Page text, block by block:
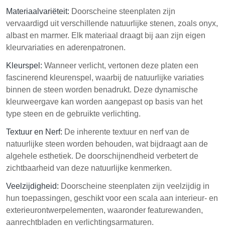
Materiaalvariëteit: Doorscheine steenplaten zijn
vervaardigd uit verschillende natuurlijke stenen, zoals onyx,
albast en marmer. Elk materiaal draagt bij aan zijn eigen
kleurvariaties en aderenpatronen.
Kleurspel: Wanneer verlicht, vertonen deze platen een
fascinerend kleurenspel, waarbij de natuurlijke variaties
binnen de steen worden benadrukt. Deze dynamische
kleurweergave kan worden aangepast op basis van het
type steen en de gebruikte verlichting.
Textuur en Nerf: De inherente textuur en nerf van de
natuurlijke steen worden behouden, wat bijdraagt aan de
algehele esthetiek. De doorschijnendheid verbetert de
zichtbaarheid van deze natuurlijke kenmerken.
Veelzijdigheid: Doorscheine steenplaten zijn veelzijdig in
hun toepassingen, geschikt voor een scala aan interieur- en
exterieurontwerpelementen, waaronder featurewanden,
aanrechtbladen en verlichtingsarmaturen.